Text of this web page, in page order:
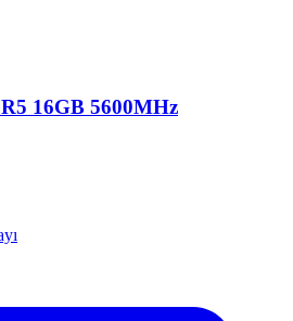
16GB 5600MHz